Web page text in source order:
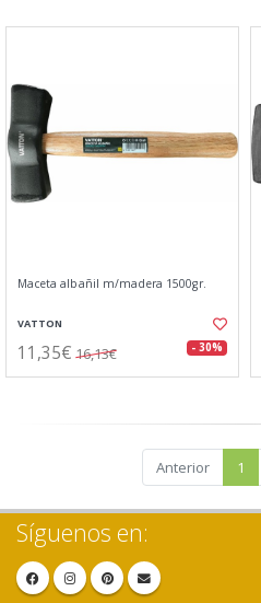
Maceta albañil m/madera 1500gr.
VATTON
11,35€ 16,13€ - 30%
Anterior 1
Síguenos en: